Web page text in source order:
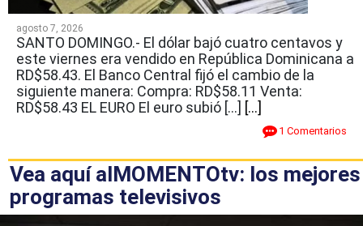
agosto 7, 2026
SANTO DOMINGO.- El dólar bajó cuatro centavos y
este viernes era vendido en República Dominicana a
RD$58.43. El Banco Central fijó el cambio de la
siguiente manera: Compra: RD$58.11 Venta:
RD$58.43 EL EURO El euro subió […] [...]
1 Comentarios
Vea aquí alMOMENTOtv: los mejores
programas televisivos